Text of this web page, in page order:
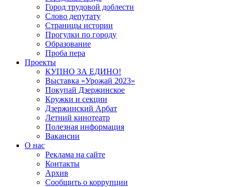
Город трудовой доблести
Слово депутату
Страницы истории
Прогулки по городу
Образование
Проба пера
Проекты
КУПНО ЗА ЕДИНО!
Выставка «Урожай 2023»
Покупай Дзержинское
Кружки и секции
Дзержинский Арбат
Летний кинотеатр
Полезная информация
Вакансии
О нас
Реклама на сайте
Контакты
Архив
Сообщить о коррупции